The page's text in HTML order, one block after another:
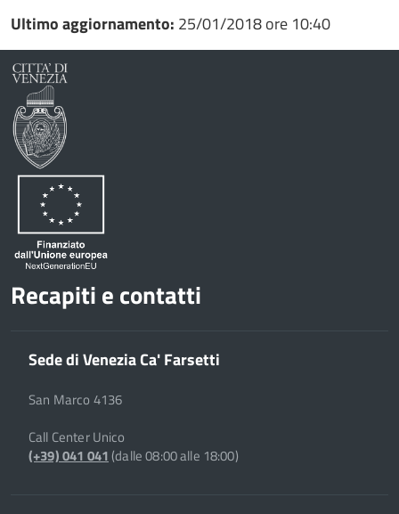
Ultimo aggiornamento: 25/01/2018 ore 10:40
Recapiti e contatti
Sede di Venezia Ca' Farsetti
San Marco 4136
Call Center Unico
(+39) 041 041(dalle 08:00 alle 18:00)